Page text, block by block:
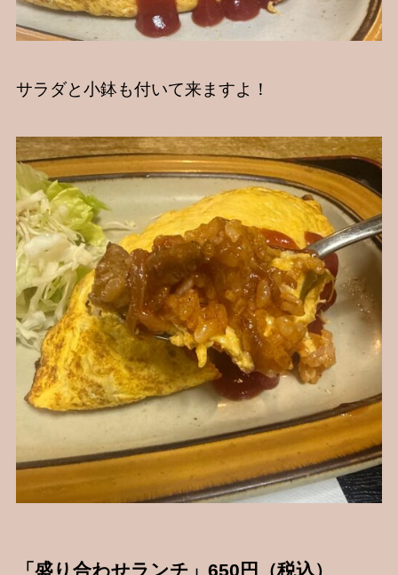
サラダと小鉢も付いて来ますよ！
「盛り合わせランチ」650円（税込）